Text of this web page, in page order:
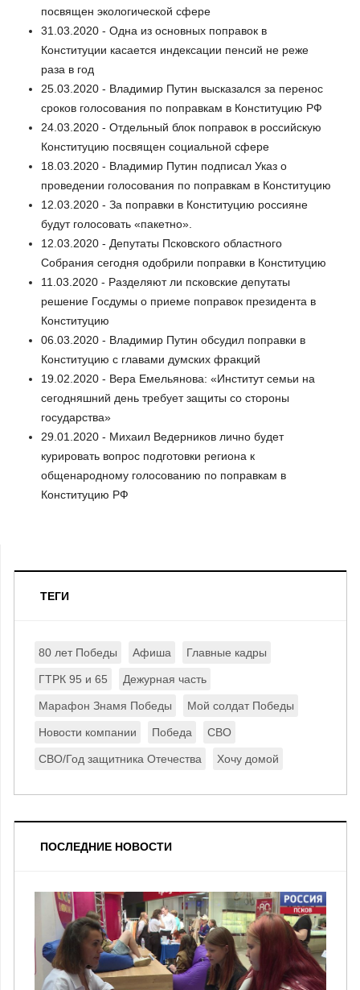
посвящен экологической сфере
31.03.2020 - Одна из основных поправок в
Конституции касается индексации пенсий не реже
раза в год
25.03.2020 - Владимир Путин высказался за перенос
сроков голосования по поправкам в Конституцию РФ
24.03.2020 - Отдельный блок поправок в российскую
Конституцию посвящен социальной сфере
18.03.2020 - Владимир Путин подписал Указ о
проведении голосования по поправкам в Конституцию
12.03.2020 - За поправки в Конституцию россияне
будут голосовать «пакетно».
12.03.2020 - Депутаты Псковского областного
Собрания сегодня одобрили поправки в Конституцию
11.03.2020 - Разделяют ли псковские депутаты
решение Госдумы о приеме поправок президента в
Конституцию
06.03.2020 - Владимир Путин обсудил поправки в
Конституцию с главами думских фракций
19.02.2020 - Вера Емельянова: «Институт семьи на
сегодняшний день требует защиты со стороны
государства»
29.01.2020 - Михаил Ведерников лично будет
курировать вопрос подготовки региона к
общенародному голосованию по поправкам в
Конституцию РФ
ТЕГИ
80 лет Победы Афиша Главные кадры
ГТРК 95 и 65 Дежурная часть
Марафон Знамя Победы Мой солдат Победы
Новости компании Победа СВО
СВО/Год защитника Отечества Хочу домой
ПОСЛЕДНИЕ НОВОСТИ